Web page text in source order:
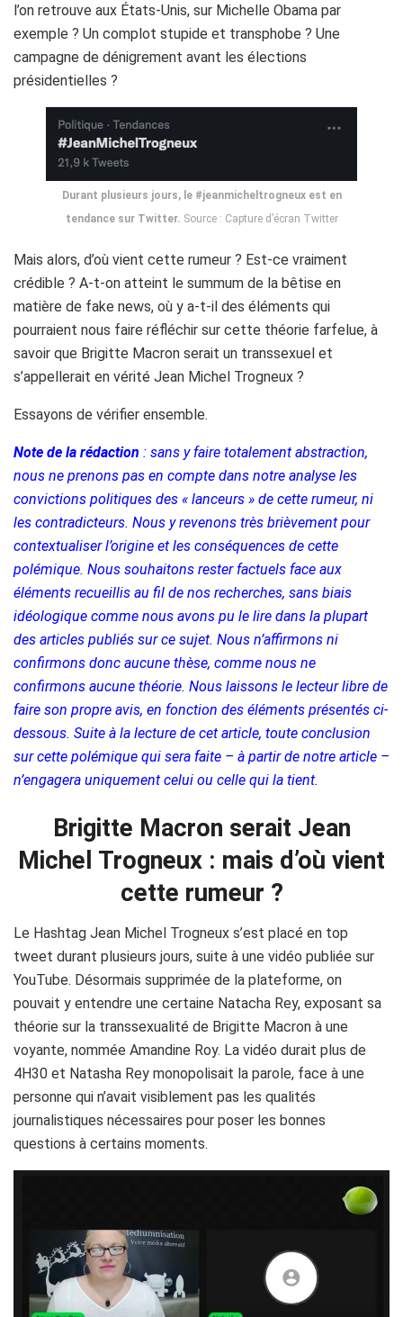
l’on retrouve aux États-Unis, sur Michelle Obama par
exemple ? Un complot stupide et transphobe ? Une
campagne de dénigrement avant les élections
présidentielles ?
Durant plusieurs jours, le #jeanmicheltrogneux est en
tendance sur Twitter. Source : Capture d’écran Twitter
Mais alors, d’où vient cette rumeur ? Est-ce vraiment
crédible ? A-t-on atteint le summum de la bêtise en
matière de fake news, où y a-t-il des éléments qui
pourraient nous faire réfléchir sur cette théorie farfelue, à
savoir que Brigitte Macron serait un transsexuel et
s’appellerait en vérité Jean Michel Trogneux ?
Essayons de vérifier ensemble.
Note de la rédaction : sans y faire totalement abstraction,
nous ne prenons pas en compte dans notre analyse les
convictions politiques des « lanceurs » de cette rumeur, ni
les contradicteurs. Nous y revenons très brièvement pour
contextualiser l’origine et les conséquences de cette
polémique. Nous souhaitons rester factuels face aux
éléments recueillis au fil de nos recherches, sans biais
idéologique comme nous avons pu le lire dans la plupart
des articles publiés sur ce sujet. Nous n’affirmons ni
confirmons donc aucune thèse, comme nous ne
confirmons aucune théorie. Nous laissons le lecteur libre de
faire son propre avis, en fonction des éléments présentés ci-
dessous. Suite à la lecture de cet article, toute conclusion
sur cette polémique qui sera faite – à partir de notre article –
n’engagera uniquement celui ou celle qui la tient.
Brigitte Macron serait Jean
Michel Trogneux : mais d’où vient
cette rumeur ?
Le Hashtag Jean Michel Trogneux s’est placé en top
tweet durant plusieurs jours, suite à une vidéo publiée sur
YouTube. Désormais supprimée de la plateforme, on
pouvait y entendre une certaine Natacha Rey, exposant sa
théorie sur la transsexualité de Brigitte Macron à une
voyante, nommée Amandine Roy. La vidéo durait plus de
4H30 et Natasha Rey monopolisait la parole, face à une
personne qui n’avait visiblement pas les qualités
journalistiques nécessaires pour poser les bonnes
questions à certains moments.